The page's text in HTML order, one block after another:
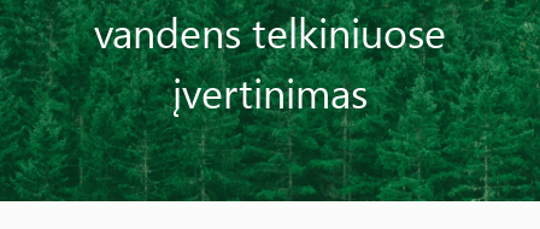
vandens telkiniuose
įvertinimas